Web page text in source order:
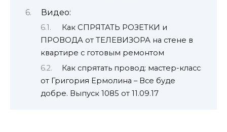
Видео:
Как СПРЯТАТЬ РОЗЕТКИ и
ПРОВОДА от ТЕЛЕВИЗОРА на стене в
квартире с готовым ремонтом
Как спрятать провод: мастер-класс
от Григория Ермолина – Все буде
добре. Выпуск 1085 от 11.09.17